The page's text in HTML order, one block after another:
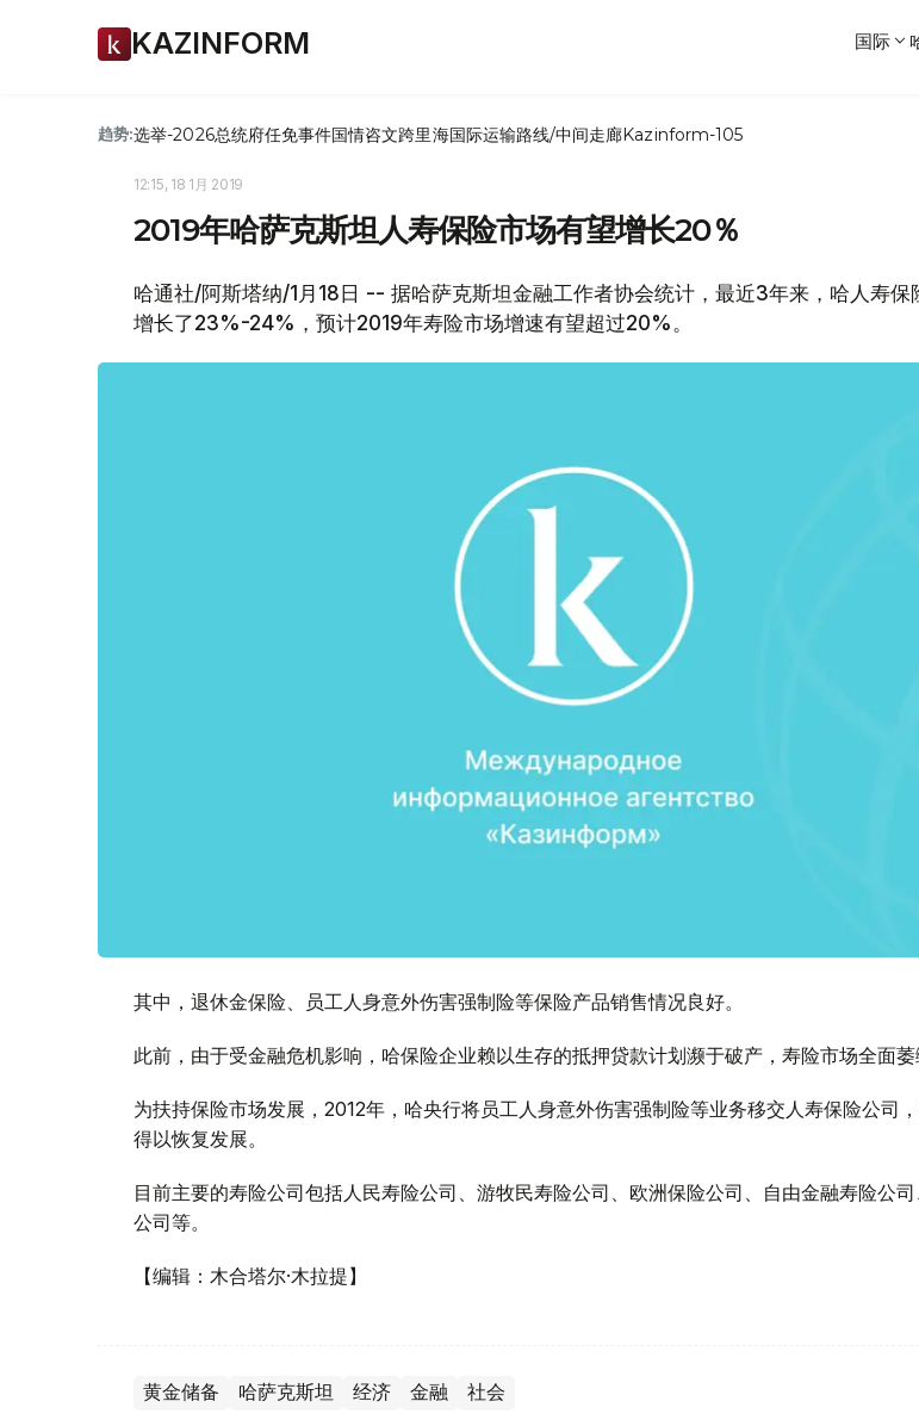
KAZINFORM 国际
趋势:选举-2026总统府任免事件国情咨文跨里海国际运输路线/中间走廊Kazinform-105
12:15, 18 1月 2019
2019年哈萨克斯坦人寿保险市场有望增长20％
哈通社/阿斯塔纳/1月18日 -- 据哈萨克斯坦金融工作者协会统计，最近3年来，哈人寿保
增长了23%-24%，预计2019年寿险市场增速有望超过20%。
其中，退休金保险、员工人身意外伤害强制险等保险产品销售情况良好。
此前，由于受金融危机影响，哈保险企业赖以生存的抵押贷款计划濒于破产，寿险市场全面萎
为扶持保险市场发展，2012年，哈央行将员工人身意外伤害强制险等业务移交人寿保险公司
得以恢复发展。
目前主要的寿险公司包括人民寿险公司、游牧民寿险公司、欧洲保险公司、自由金融寿险公
公司等。
【编辑：木合塔尔·木拉提】
黄金储备 哈萨克斯坦 经济 金融 社会